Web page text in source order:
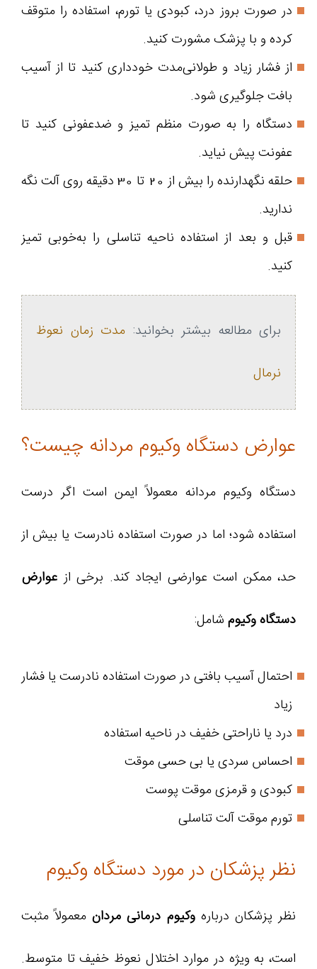
در صورت بروز درد، کبودی یا تورم، استفاده را متوقف
کرده و با پزشک مشورت کنید.
از فشار زیاد و طولانی‌مدت خودداری کنید تا از آسیب
بافت جلوگیری شود.
دستگاه را به صورت منظم تمیز و ضدعفونی کنید تا
عفونت پیش نیاید.
حلقه نگهدارنده را بیش از 20 تا 30 دقیقه روی آلت نگه
ندارید.
قبل و بعد از استفاده ناحیه تناسلی را به‌خوبی تمیز
کنید.
برای مطالعه بیشتر بخوانید: مدت زمان نعوظ
نرمال
عوارض دستگاه وکیوم مردانه چیست؟
دستگاه وکیوم مردانه معمولاً ایمن است اگر درست
استفاده شود؛ اما در صورت استفاده نادرست یا بیش از
حد، ممکن است عوارضی ایجاد کند. برخی از عوارض
دستگاه وکیوم شامل:
احتمال آسیب بافتی در صورت استفاده نادرست یا فشار
زیاد
درد یا ناراحتی خفیف در ناحیه استفاده
احساس سردی یا بی‌ حسی موقت
کبودی و قرمزی موقت پوست
تورم موقت آلت تناسلی
نظر پزشکان در مورد دستگاه وکیوم
نظر پزشکان درباره وکیوم درمانی مردانمعمولاً مثبت
است، به ویژه در موارد اختلال نعوظ خفیف تا متوسط.